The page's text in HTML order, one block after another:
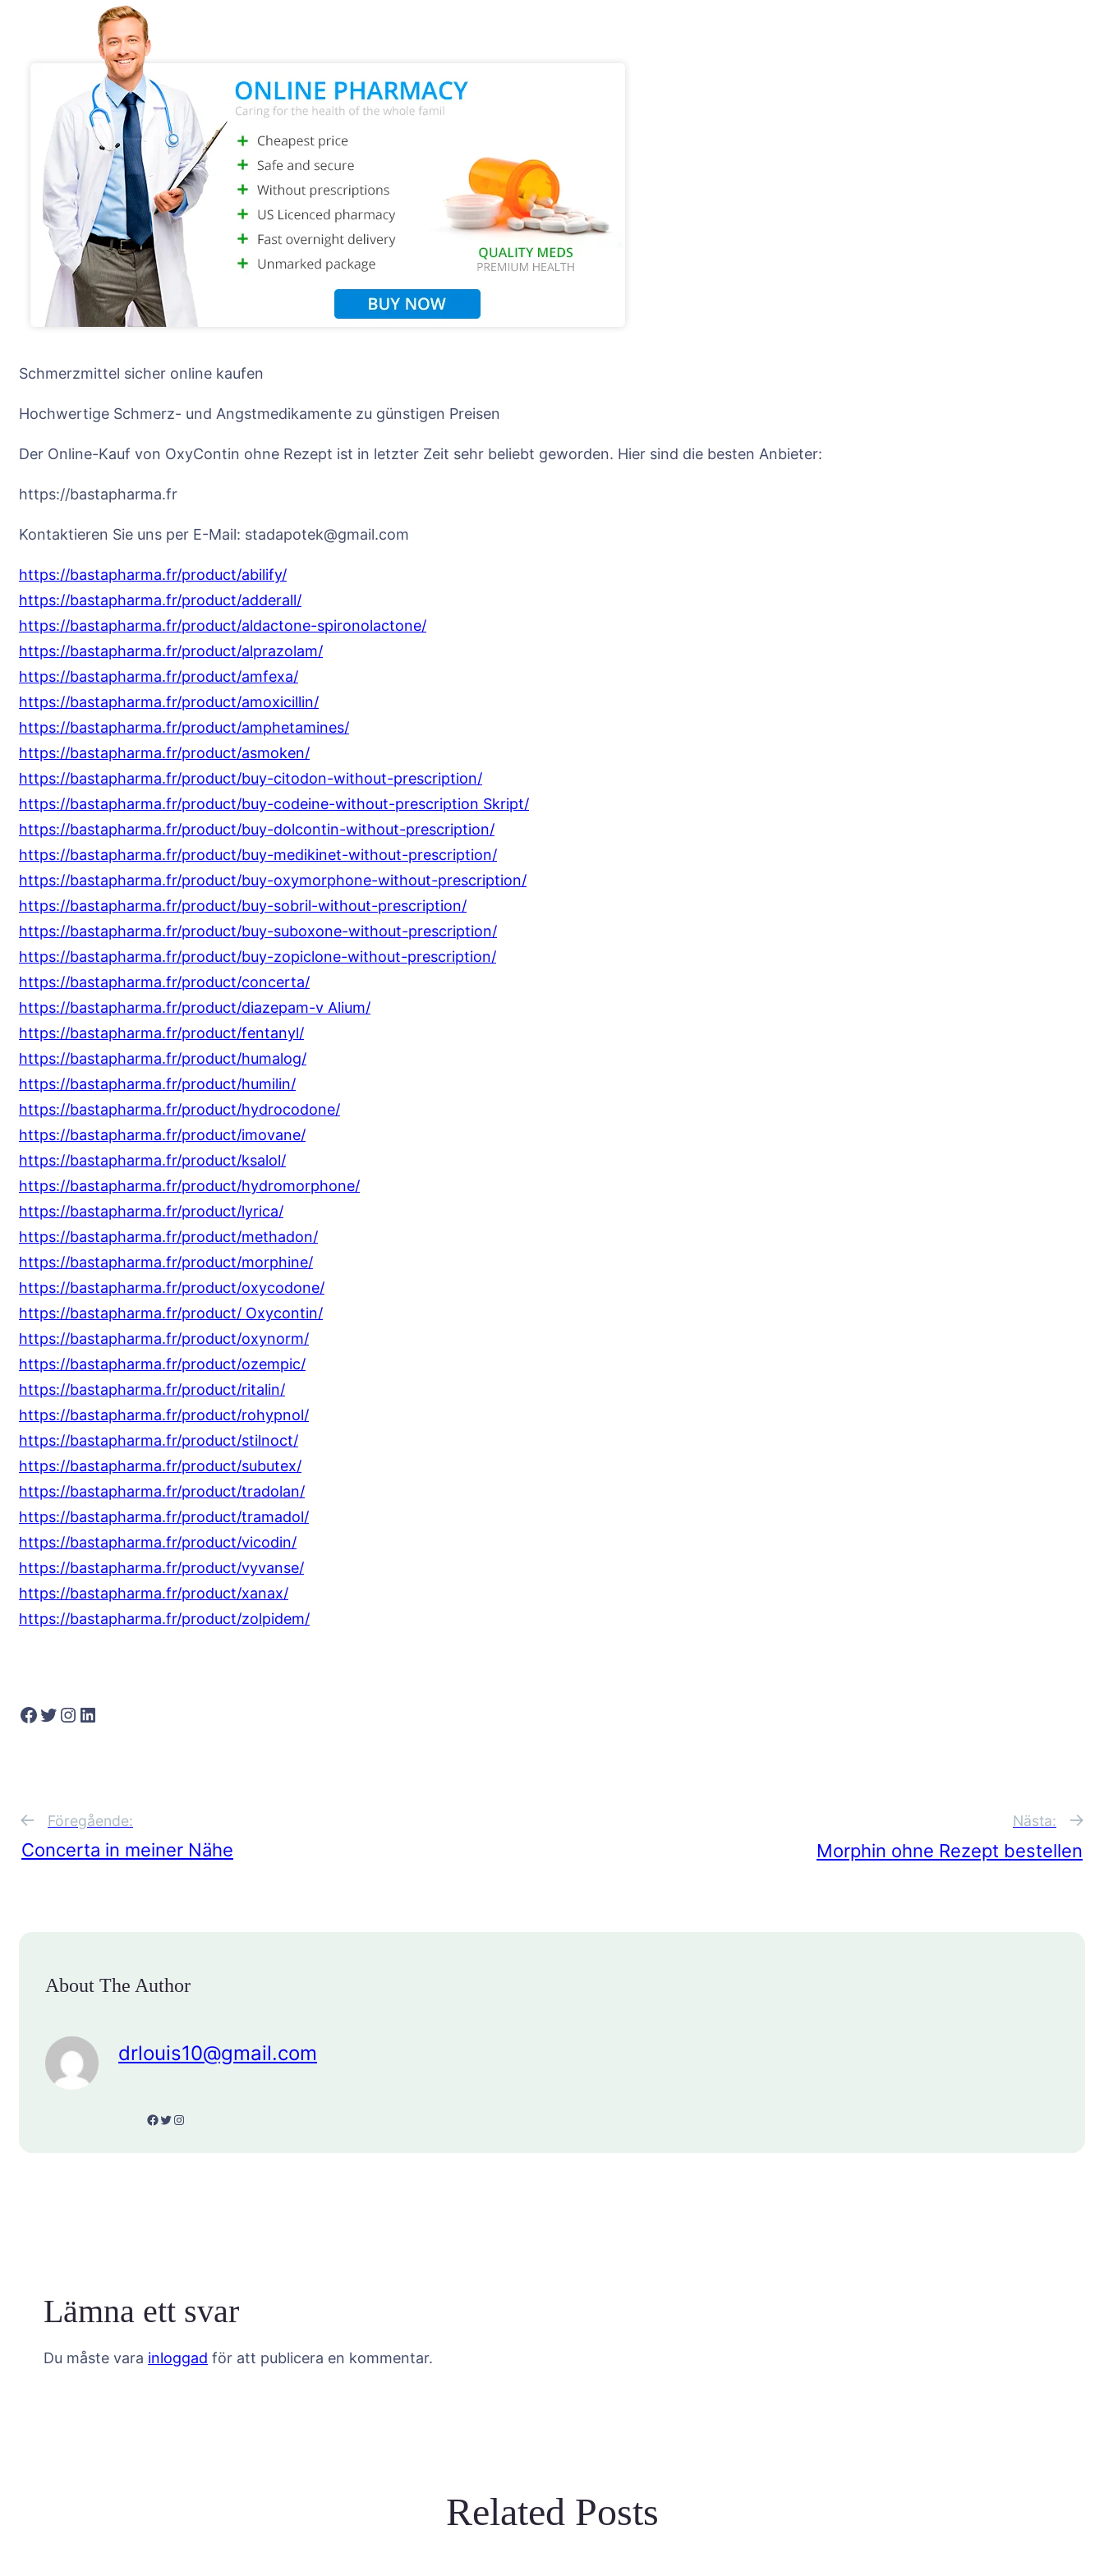
Schmerzmittel sicher online kaufen
Hochwertige Schmerz- und Angstmedikamente zu günstigen Preisen
Der Online-Kauf von OxyContin ohne Rezept ist in letzter Zeit sehr beliebt geworden. Hier sind die besten Anbieter:
https://bastapharma.fr
Kontaktieren Sie uns per E-Mail: stadapotek@gmail.com
https://bastapharma.fr/product/abilify/
https://bastapharma.fr/product/adderall/
https://bastapharma.fr/product/aldactone-spironolactone/
https://bastapharma.fr/product/alprazolam/
https://bastapharma.fr/product/amfexa/
https://bastapharma.fr/product/amoxicillin/
https://bastapharma.fr/product/amphetamines/
https://bastapharma.fr/product/asmoken/
https://bastapharma.fr/product/buy-citodon-without-prescription/
https://bastapharma.fr/product/buy-codeine-without-prescription Skript/
https://bastapharma.fr/product/buy-dolcontin-without-prescription/
https://bastapharma.fr/product/buy-medikinet-without-prescription/
https://bastapharma.fr/product/buy-oxymorphone-without-prescription/
https://bastapharma.fr/product/buy-sobril-without-prescription/
https://bastapharma.fr/product/buy-suboxone-without-prescription/
https://bastapharma.fr/product/buy-zopiclone-without-prescription/
https://bastapharma.fr/product/concerta/
https://bastapharma.fr/product/diazepam-v Alium/
https://bastapharma.fr/product/fentanyl/
https://bastapharma.fr/product/humalog/
https://bastapharma.fr/product/humilin/
https://bastapharma.fr/product/hydrocodone/
https://bastapharma.fr/product/imovane/
https://bastapharma.fr/product/ksalol/
https://bastapharma.fr/product/hydromorphone/
https://bastapharma.fr/product/lyrica/
https://bastapharma.fr/product/methadon/
https://bastapharma.fr/product/morphine/
https://bastapharma.fr/product/oxycodone/
https://bastapharma.fr/product/ Oxycontin/
https://bastapharma.fr/product/oxynorm/
https://bastapharma.fr/product/ozempic/
https://bastapharma.fr/product/ritalin/
https://bastapharma.fr/product/rohypnol/
https://bastapharma.fr/product/stilnoct/
https://bastapharma.fr/product/subutex/
https://bastapharma.fr/product/tradolan/
https://bastapharma.fr/product/tramadol/
https://bastapharma.fr/product/vicodin/
https://bastapharma.fr/product/vyvanse/
https://bastapharma.fr/product/xanax/
https://bastapharma.fr/product/zolpidem/
Facebook Twitter Instagram LinkedIn
← Föregående:
Concerta in meiner Nähe
Nästa:
Morphin ohne Rezept bestellen
→
About The Author
drlouis10@gmail.com
Facebook Twitter Instagram
Lämna ett svar
Du måste vara inloggad för att publicera en kommentar.
Related Posts